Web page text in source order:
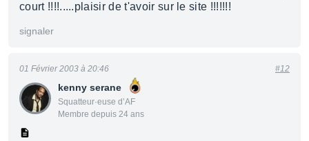
court !!!!.....plaisir de t'avoir sur le site !!!!!!!
signaler
kenny serane
Squatteur·euse d’AF
Membre depuis 24 ans
01 Février 2003 à 20:46 #12